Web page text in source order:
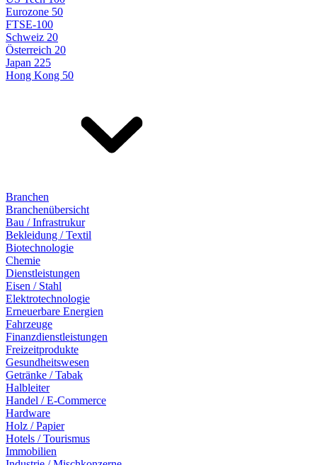
Eurozone 50
FTSE-100
Schweiz 20
Österreich 20
Japan 225
Hong Kong 50
Branchen
Branchenübersicht
Bau / Infrastrukur
Bekleidung / Textil
Biotechnologie
Chemie
Dienstleistungen
Eisen / Stahl
Elektrotechnologie
Erneuerbare Energien
Fahrzeuge
Finanzdienstleistungen
Freizeitprodukte
Gesundheitswesen
Getränke / Tabak
Halbleiter
Handel / E-Commerce
Hardware
Holz / Papier
Hotels / Tourismus
Immobilien